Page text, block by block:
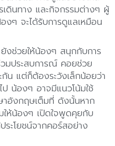
ดินทาง และกิจกรรมต่างๆ ผู้
งๆ จะได้รับการดูแลเหมือน
งช่วยให้น้องๆ สนุกกับการ
วมประสบการณ์ คอยช่วย
กัน แต่ก็ต้องระวังเล็กน้อยว่า
น้องๆ อาจมีแนวโน้มใช้
าอังกฤษเต็มที่ ดังนั้นหาก
ให้น้องๆ เปิดใจพูดคุยกับ
ะโยชน์จากคอร์สอย่าง